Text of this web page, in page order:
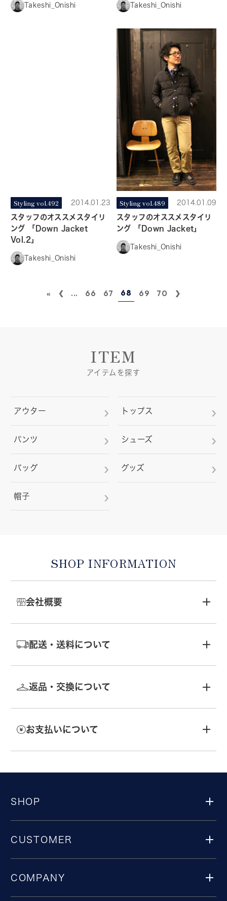
Takeshi_Onishi Takeshi_Onishi
Styling vol.492 2014.01.23
スタッフのオススメスタイリ
ング 「Down Jacket
Vol.2」
Takeshi_Onishi
Styling vol.489 2014.01.09
スタッフのオススメスタイリ
ング 「Down Jacket」
Takeshi_Onishi
« ... 66 67 68 69 70
ITEM
アイテムを探す
アウター トップス
パンツ シューズ
バッグ グッズ
帽子
SHOP INFORMATION
会社概要
配送・送料について
返品・交換について
お支払いについて
SHOP
CUSTOMER
COMPANY